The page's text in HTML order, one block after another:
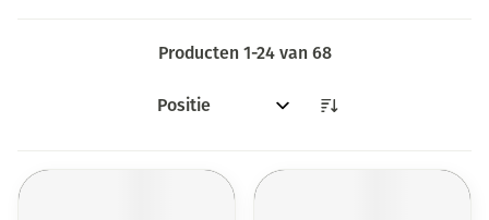
Producten 1-24van 68
Sorteer op: